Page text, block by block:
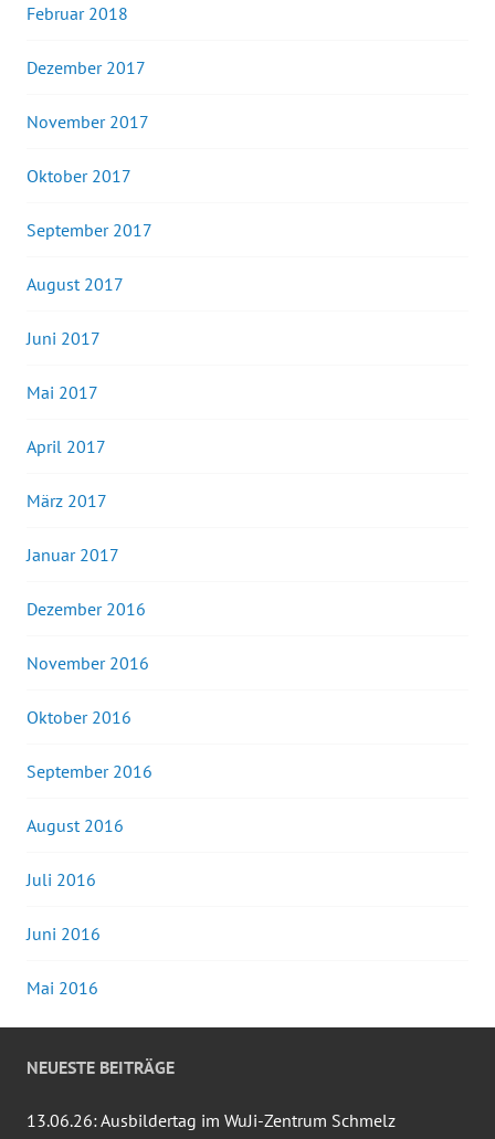
Februar 2018
Dezember 2017
November 2017
Oktober 2017
September 2017
August 2017
Juni 2017
Mai 2017
April 2017
März 2017
Januar 2017
Dezember 2016
November 2016
Oktober 2016
September 2016
August 2016
Juli 2016
Juni 2016
Mai 2016
NEUESTE BEITRÄGE
13.06.26: Ausbildertag im WuJi-Zentrum Schmelz